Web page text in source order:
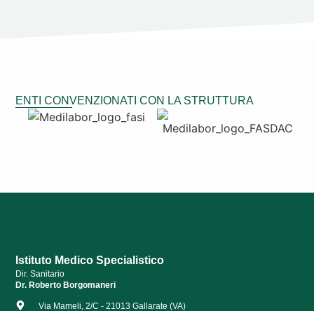
ENTI CONVENZIONATI CON LA STRUTTURA
Istituto Medico Specialistico
Dir. Sanitario
Dr. Roberto Borgomaneri
Via Mameli, 2/C - 21013 Gallarate (VA)